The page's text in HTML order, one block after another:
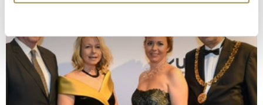
erfassen, welche bis auf einige Meter genau sein
bestimmten Merkmalen (Fingerprinting) identifizieren
Erfahren Sie mehr darüber, wie Ihre persönlichen Daten
verarbeitet werden, und legen Sie Ihre Präferenzen im
Abschnitt Einzelheitenfest.